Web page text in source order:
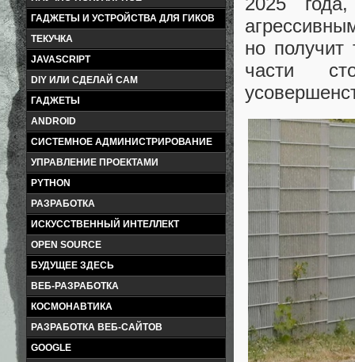
ГАДЖЕТЫ И УСТРОЙСТВА ДЛЯ ГИКОВ
ТЕКУЧКА
JAVASCRIPT
DIY ИЛИ СДЕЛАЙ САМ
ГАДЖЕТЫ
ANDROID
СИСТЕМНОЕ АДМИНИСТРИРОВАНИЕ
УПРАВЛЕНИЕ ПРОЕКТАМИ
PYTHON
РАЗРАБОТКА
ИСКУССТВЕННЫЙ ИНТЕЛЛЕКТ
OPEN SOURCE
БУДУЩЕЕ ЗДЕСЬ
ВЕБ-РАЗРАБОТКА
КОСМОНАВТИКА
РАЗРАБОТКА ВЕБ-САЙТОВ
GOOGLE
но
части